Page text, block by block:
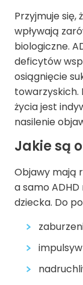
Przyjmuje się,
wpływają
biologiczne.
deficytów
osiągnięcie
towarzyskich.
życia jest
nasilenie
Jakie są
Objawy mają
a samo
dziecka. Do